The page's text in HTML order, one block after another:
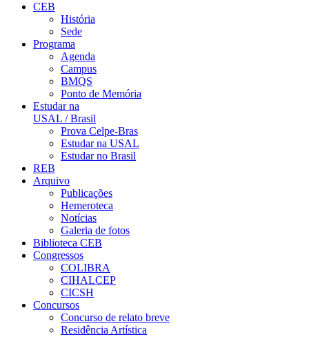
CEB
História
Sede
Programa
Agenda
Campus
BMQS
Ponto de Memória
Estudar na
USAL / Brasil
Prova Celpe-Bras
Estudar na USAL
Estudar no Brasil
REB
Arquivo
Publicações
Hemeroteca
Notícias
Galeria de fotos
Biblioteca CEB
Congressos
COLIBRA
CIHALCEP
CICSH
Concursos
Concurso de relato breve
Residência Artística